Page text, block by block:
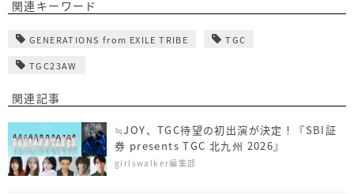
関連キーワード
GENERATIONS from EXILE TRIBE TGC
TGC23AW
関連記事
≒JOY、TGC待望の初出演が決定！『SBI証
券 presents TGC 北九州 2026』
girlswalker編集部